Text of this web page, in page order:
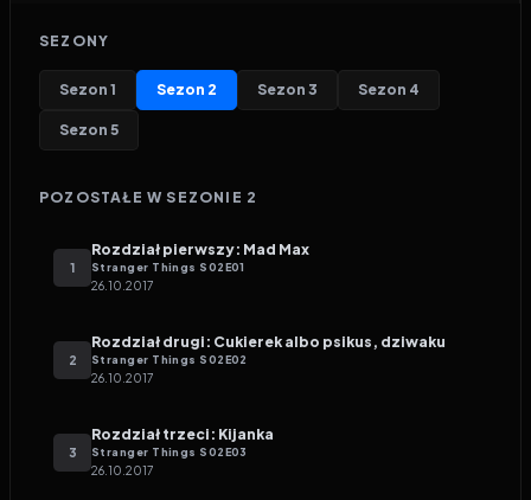
SEZONY
Sezon 1 Sezon 2 Sezon 3 Sezon 4
Sezon 5
POZOSTAŁE W SEZONIE 2
1
Rozdział pierwszy: Mad Max
Stranger Things S02E01
26.10.2017
2
Rozdział drugi: Cukierek albo psikus, dziwaku
Stranger Things S02E02
26.10.2017
3
Rozdział trzeci: Kijanka
Stranger Things S02E03
26.10.2017